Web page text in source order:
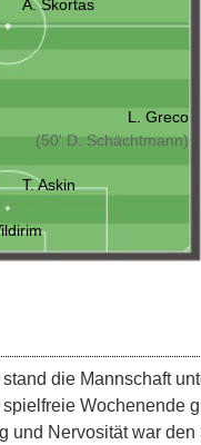
A. Skortas
L. Greco
(50' D. Schächtmann)
T. Askin
die Mannschaft
Wochenende
und Nervosität war